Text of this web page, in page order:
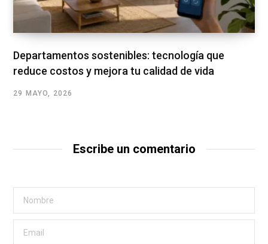
Departamentos sostenibles: tecnología que
reduce costos y mejora tu calidad de vida
29 MAYO, 2026
Escribe un comentario